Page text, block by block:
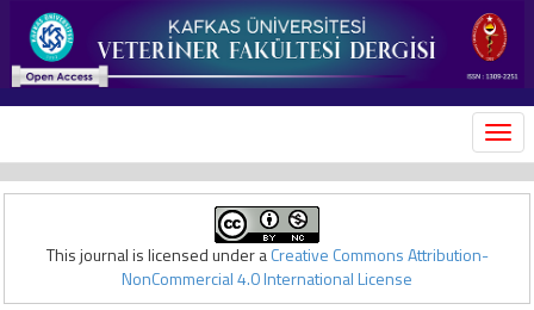
This journal is licensed under aCreative Commons Attribution-
NonCommercial 4.0 International License